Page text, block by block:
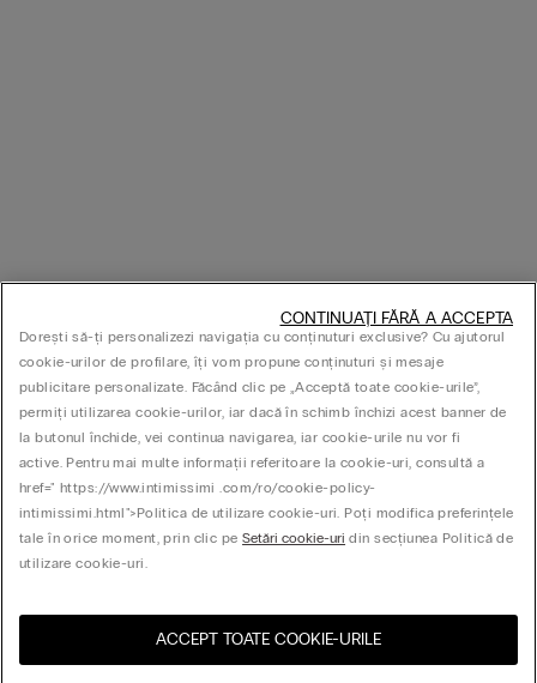
United States
Dorești să-ți personalizezi navigația cu conținuturi exclusive? Cu ajutorul
cookie-urilor de profilare, îți vom propune conținuturi și mesaje
publicitare personalizate. Făcând clic pe „Acceptă toate cookie-urile”,
permiți utilizarea cookie-urilor, iar dacă în schimb închizi acest banner de
la butonul închide, vei continua navigarea, iar cookie-urile nu vor fi
active. Pentru mai multe informații referitoare la cookie-uri, consultă a
href=" https://www.intimissimi .com/ro/cookie-policy-
intimissimi.html">Politica de utilizare cookie-uri. Poți modifica preferințele
tale în orice moment, prin clic peSetări cookie-uri din secțiunea Politică de
utilizare cookie-uri.
ACCEPT TOATE COOKIE-URILE
CONTINUAȚI FĂRĂ A ACCEPTA